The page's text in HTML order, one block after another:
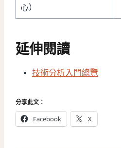
心）
延伸閱讀
技術分析入門總覽
分享此文：
Facebook X